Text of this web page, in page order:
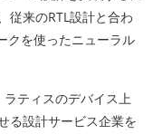
従来のRTL設計と合わ
クを使ったニューラル
ティスのデバイス上
る設計サービス企業を